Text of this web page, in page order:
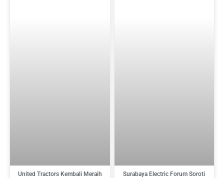
United Tractors Kembali Meraih
Surabaya Electric Forum Soroti